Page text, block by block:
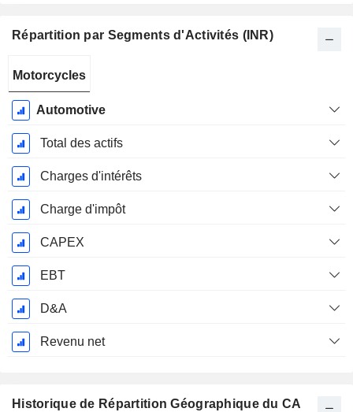
Répartition par Segments d'Activités (INR)
Fiscale:
Mars
Motorcycles
Automotive
Total des actifs
Charges d'intérêts
Charge d'impôt
CAPEX
EBT
D&A
Revenu net
Historique de Répartition Géographique du CA